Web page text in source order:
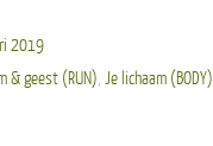
2019
& geest (RUN), Je lichaam (BODY)